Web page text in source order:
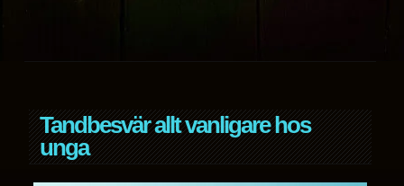
Tandbesvär allt vanligare hos
unga